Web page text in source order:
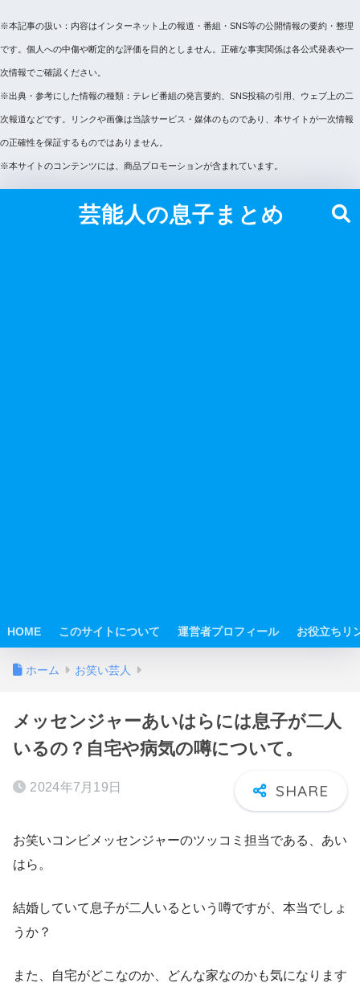
※本記事の扱い：内容はインターネット上の報道・番組・SNS等の公開情報の要約・整理
です。個人への中傷や断定的な評価を目的としません。正確な事実関係は各公式発表や一
次情報でご確認ください。
※出典・参考にした情報の種類：テレビ番組の発言要約、SNS投稿の引用、ウェブ上の二
次報道などです。リンクや画像は当該サービス・媒体のものであり、本サイトが一次情報
の正確性を保証するものではありません。
※本サイトのコンテンツには、商品プロモーションが含まれています。
芸能人の息子まとめ
HOME このサイトについて 運営者プロフィール お役立ちリ
ホーム お笑い芸人
メッセンジャーあいはらには息子が二人
いるの？自宅や病気の噂について。
2024年7月19日
お笑いコンビメッセンジャーのツッコミ担当である、あい
はら。
結婚していて息子が二人いるという噂ですが、本当でしょ
うか？
また、自宅がどこなのか、どんな家なのかも気になります